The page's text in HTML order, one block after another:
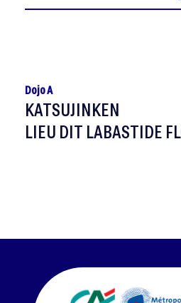
Dojo A
KATSUJINKEN
LIEU DIT LABASTIDE